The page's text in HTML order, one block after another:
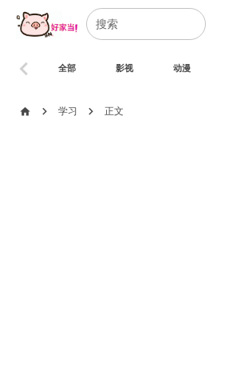
全部 影视 动漫
chevron_left
home chevron_right 学习 chevron_right 正文